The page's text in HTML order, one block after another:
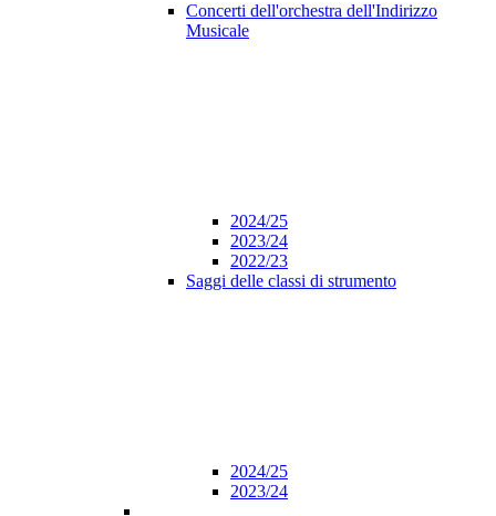
Concerti dell'orchestra dell'Indirizzo
Musicale
2024/25
2023/24
2022/23
Saggi delle classi di strumento
2024/25
2023/24